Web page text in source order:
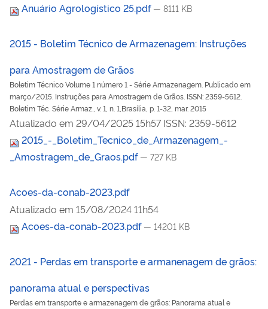
Anuário Agrologístico 25.pdf — 8111 KB
2015 - Boletim Técnico de Armazenagem: Instruções
para Amostragem de Grãos
Boletim Técnico Volume 1 número 1 - Série Armazenagem. Publicado em
março/2015. Instruções para Amostragem de Grãos. ISSN: 2359-5612.
Boletim Téc. Série Armaz., v. 1, n. 1,Brasília, p. 1-32, mar. 2015
Atualizado em 29/04/2025 15h57 ISSN: 2359-5612
2015_-_Boletim_Tecnico_de_Armazenagem_-
_Amostragem_de_Graos.pdf — 727 KB
Acoes-da-conab-2023.pdf
Atualizado em 15/08/2024 11h54
Acoes-da-conab-2023.pdf — 14201 KB
2021 - Perdas em transporte e armanenagem de grãos:
panorama atual e perspectivas
Perdas em transporte e armazenagem de grãos: Panorama atual e